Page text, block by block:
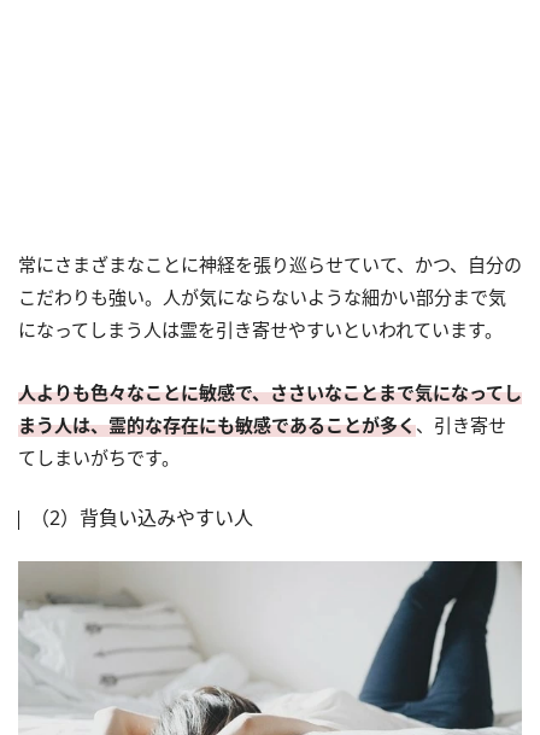
常にさまざまなことに神経を張り巡らせていて、かつ、自分の
こだわりも強い。人が気にならないような細かい部分まで気
になってしまう人は霊を引き寄せやすいといわれています。
人よりも色々なことに敏感で、ささいなことまで気になってし
まう人は、霊的な存在にも敏感であることが多く、引き寄せ
てしまいがちです。
（2）背負い込みやすい人